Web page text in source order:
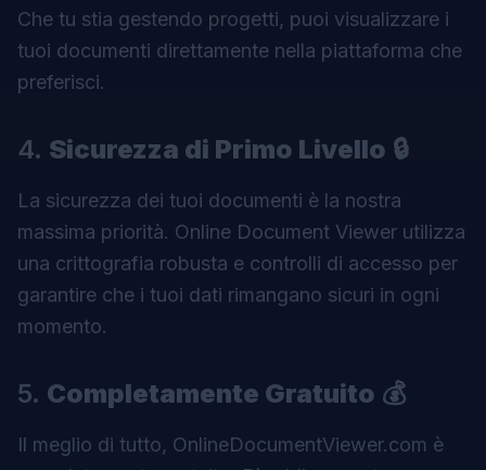
Che tu stia gestendo progetti, puoi visualizzare i
tuoi documenti direttamente nella piattaforma che
preferisci.
4. Sicurezza di Primo Livello 🔒
La sicurezza dei tuoi documenti è la nostra
massima priorità. Online Document Viewer utilizza
una crittografia robusta e controlli di accesso per
garantire che i tuoi dati rimangano sicuri in ogni
momento.
5. Completamente Gratuito 💰
Il meglio di tutto, OnlineDocumentViewer.com è